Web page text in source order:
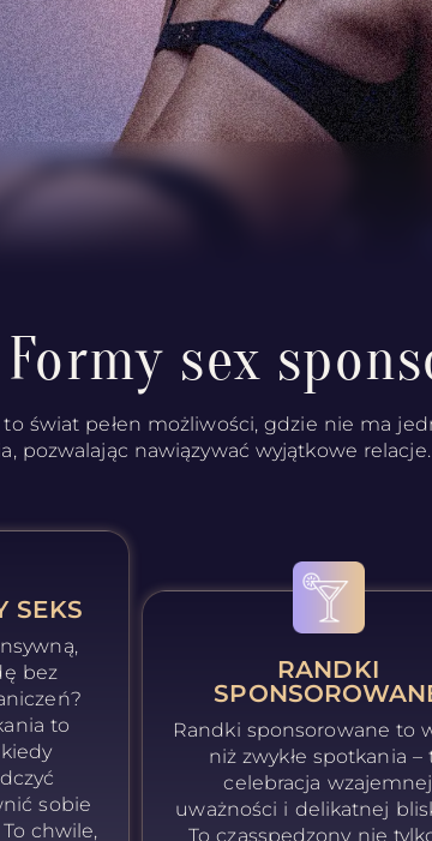
Formy sex
świat pełen możliwości, gdzie nie ma
pozwalając nawiązywać wyjątkowe
SEKS
bez
to
sobie
chwile,
RANDKI
Randki sponsorowane to
niż zwykłe spotkania –
celebracja wzajemnej
uważności i delikatnej
To czasspędzony nie